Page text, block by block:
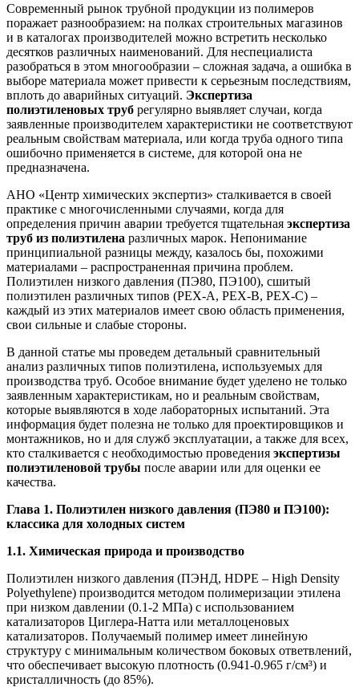
Современный рынок трубной продукции из полимеров
поражает разнообразием: на полках строительных магазинов
и в каталогах производителей можно встретить несколько
десятков различных наименований. Для неспециалиста
разобраться в этом многообразии – сложная задача, а ошибка в
выборе материала может привести к серьезным последствиям,
вплоть до аварийных ситуаций. Экспертиза
полиэтиленовых труб регулярно выявляет случаи, когда
заявленные производителем характеристики не соответствуют
реальным свойствам материала, или когда труба одного типа
ошибочно применяется в системе, для которой она не
предназначена.
АНО «Центр химических экспертиз» сталкивается в своей
практике с многочисленными случаями, когда для
определения причин аварии требуется тщательная экспертиза
труб из полиэтилена различных марок. Непонимание
принципиальной разницы между, казалось бы, похожими
материалами – распространенная причина проблем.
Полиэтилен низкого давления (ПЭ80, ПЭ100), сшитый
полиэтилен различных типов (PEX-A, PEX-B, PEX-C) –
каждый из этих материалов имеет свою область применения,
свои сильные и слабые стороны.
В данной статье мы проведем детальный сравнительный
анализ различных типов полиэтилена, используемых для
производства труб. Особое внимание будет уделено не только
заявленным характеристикам, но и реальным свойствам,
которые выявляются в ходе лабораторных испытаний. Эта
информация будет полезна не только для проектировщиков и
монтажников, но и для служб эксплуатации, а также для всех,
кто сталкивается с необходимостью проведения экспертизы
полиэтиленовой трубы после аварии или для оценки ее
качества.
Глава 1. Полиэтилен низкого давления (ПЭ80 и ПЭ100):
классика для холодных систем
1.1. Химическая природа и производство
Полиэтилен низкого давления (ПЭНД, HDPE – High Density
Polyethylene) производится методом полимеризации этилена
при низком давлении (0.1-2 МПа) с использованием
катализаторов Циглера-Натта или металлоценовых
катализаторов. Получаемый полимер имеет линейную
структуру с минимальным количеством боковых ответвлений,
что обеспечивает высокую плотность (0.941-0.965 г/см³) и
кристалличность (до 85%).